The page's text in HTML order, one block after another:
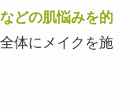
どの肌悩みを的
体にメイクを施